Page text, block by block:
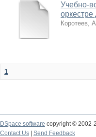
Учебно-
оркестре
Коротеев,
1
DSpace software copyright © 2002-
Contact Us
Send Feedback